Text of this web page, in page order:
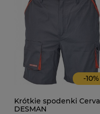
-10%
Krótkie spodenki Cerva
DESMAN